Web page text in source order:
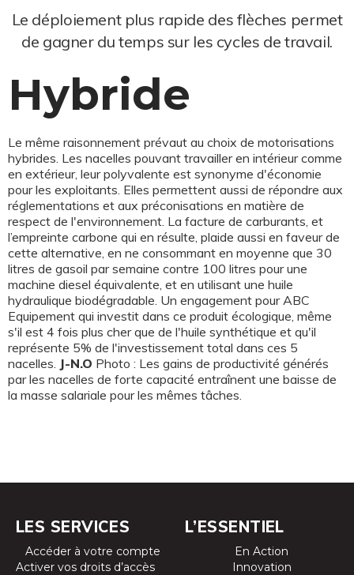
Le déploiement plus rapide des flèches permet
de gagner du temps sur les cycles de travail.
Hybride
Le même raisonnement prévaut au choix de motorisations
hybrides. Les nacelles pouvant travailler en intérieur comme
en extérieur, leur polyvalente est synonyme d'économie
pour les exploitants. Elles permettent aussi de répondre aux
réglementations et aux préconisations en matière de
respect de l'environnement. La facture de carburants, et
l’empreinte carbone qui en résulte, plaide aussi en faveur de
cette alternative, en ne consommant en moyenne que 30
litres de gasoil par semaine contre 100 litres pour une
machine diesel équivalente, et en utilisant une huile
hydraulique biodégradable. Un engagement pour ABC
Equipement qui investit dans ce produit écologique, même
s'il est 4 fois plus cher que de l'huile synthétique et qu'il
représente 5% de l'investissement total dans ces 5
nacelles. J-N.O Photo : Les gains de productivité générés
par les nacelles de forte capacité entraînent une baisse de
la masse salariale pour les mêmes tâches.
LES SERVICES
Accéder à votre compte
Activer vos droits d’accès
L’ESSENTIEL
En Action
Innovation